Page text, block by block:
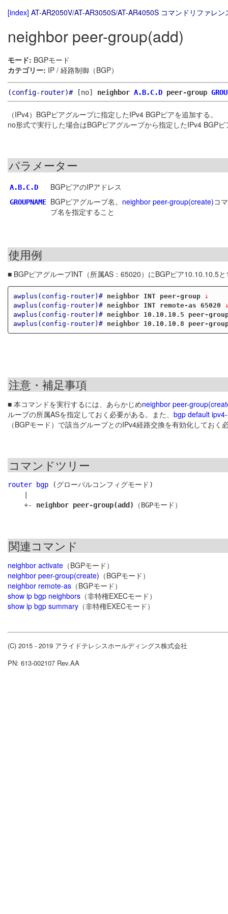
[index] AT-AR2050V/AT-AR3050S/AT-AR4050S コマンドリファレン
neighbor peer-group(add)
モード: BGPモード
カテゴリー: IP / 経路制御（BGP）
(config-router)#[no] neighbor A.B.C.D peer-group
（IPv4）BGPピアグループに指定したIPv4 BGPピアを追加する。
no形式で実行した場合はBGPピアグループから指定したIPv4 BGP
パラメーター
A.B.C.D BGPピアのIPアドレス
GROUPNAME BGPピアグループ名。 neighbor peer-group(create)コ
プ名を指定すること
使用例
■ BGPピアグループINT（所属AS：65020）にBGPピア10.10.10.5
awplus(config-router)# neighbor INT peer-group ↓
awplus(config-router)#
neighbor INT remote-as 65020
awplus(config-router)#
neighbor 10.10.10.5 peer-
awplus(config-router)#
neighbor 10.10.10.8 peer-
注意・補足事項
■ 本コマンドを実行するには、あらかじめneighbor peer-
ループの所属ASを指定しておく必要がある。また、 bgp default
（BGPモード）で該当グループとのIPv4経路交換を有効化しておく
コマンドツリー
router bgp (グローバルコンフィグモード)
    +-
neighbor peer-group(add)
関連コマンド
neighbor activate （BGPモード）
neighbor peer-group(create) （BGPモード）
neighbor remote-as （BGPモード）
show ip bgp neighbors （非特権EXECモード）
show ip bgp summary （非特権EXECモード）
(C) 2015 - 2019 アライドテレシスホールディングス株式会社
PN: 613-002107 Rev.AA